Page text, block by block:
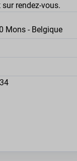
rendez-vous.
Mons - Belgique